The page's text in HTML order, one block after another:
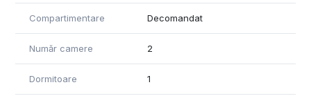
Compartimentare Decomandat
Număr camere 2
Dormitoare 1